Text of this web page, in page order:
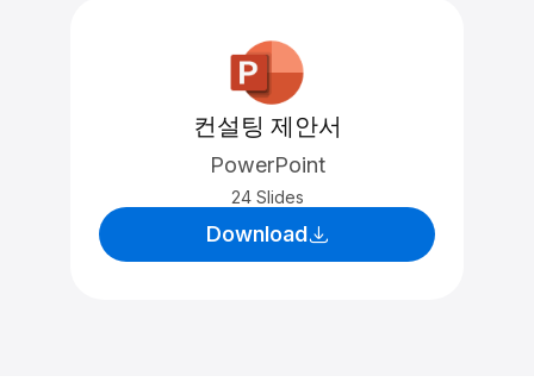
컨설팅 제안서
PowerPoint
24 Slides
Download